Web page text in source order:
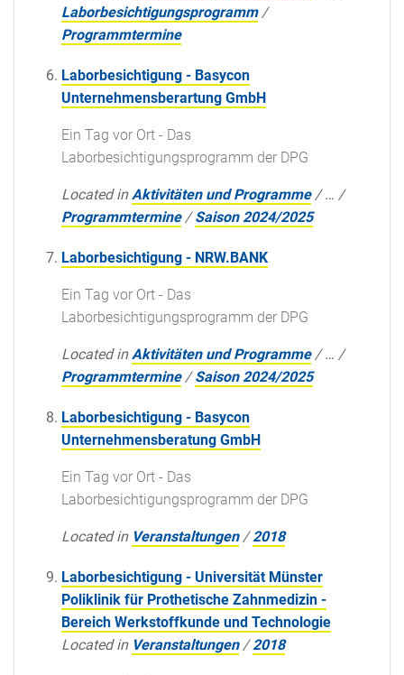
Laborbesichtigungsprogramm /
Programmtermine
Laborbesichtigung - Basycon
Unternehmensberartung GmbH
Ein Tag vor Ort - Das
Laborbesichtigungsprogramm der DPG
Located in Aktivitäten und Programme /… /
Programmtermine /Saison 2024/2025
Laborbesichtigung - NRW.BANK
Ein Tag vor Ort - Das
Laborbesichtigungsprogramm der DPG
Located in Aktivitäten und Programme /… /
Programmtermine /Saison 2024/2025
Laborbesichtigung - Basycon
Unternehmensberatung GmbH
Ein Tag vor Ort - Das
Laborbesichtigungsprogramm der DPG
Located in Veranstaltungen /2018
Laborbesichtigung - Universität Münster
Poliklinik für Prothetische Zahnmedizin -
Bereich Werkstoffkunde und Technologie
Located in Veranstaltungen /2018